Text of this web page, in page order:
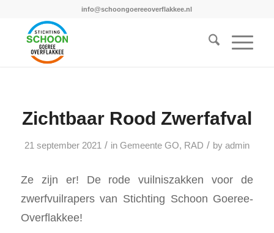
info@schoongoereeoverflakkee.nl
Zichtbaar Rood Zwerfafval
21 september 2021 / in Gemeente GO, RAD / by admin
Ze zijn er! De rode vuilniszakken voor de
zwerfvuilrapers van Stichting Schoon Goeree-
Overflakkee!